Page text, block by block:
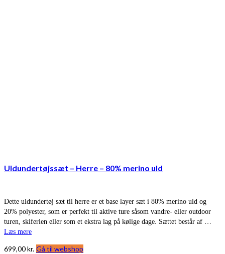
Uldundertøjssæt – Herre – 80% merino uld
Dette uldundertøj sæt til herre er et base layer sæt i 80% merino uld og
20% polyester, som er perfekt til aktive ture såsom vandre- eller outdoor
turen, skiferien eller som et ekstra lag på kølige dage. Sættet består af …
Læs mere
699,00kr. Gå til webshop